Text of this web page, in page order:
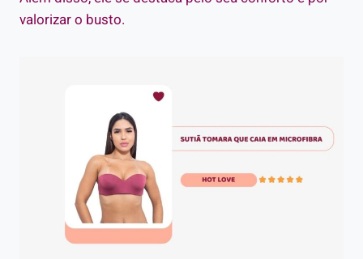
valorizar o busto.